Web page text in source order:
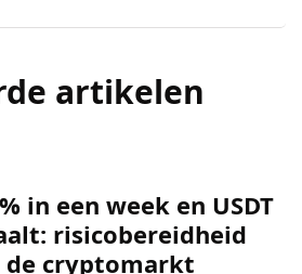
artikelen
in een week en USDT
risicobereidheid
cryptomarkt